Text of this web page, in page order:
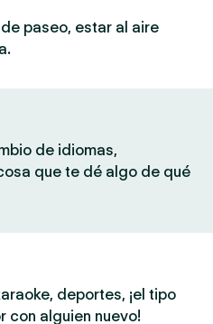
paseo, estar al aire
de idiomas,
que te dé algo de qué
deportes, ¡el tipo
con alguien nuevo!